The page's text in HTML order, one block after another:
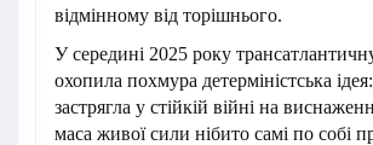
відмінному від торішнього.
У середині 2025 року
охопила похмура детерміністська
застрягла у стійкій війні на
маса живої сили нібито самі по собі